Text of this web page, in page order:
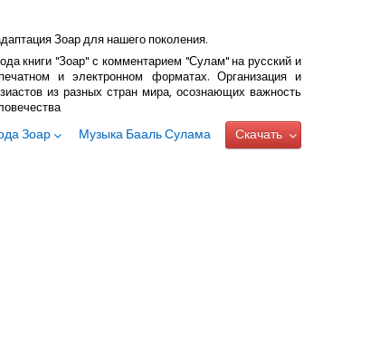
Зоар для нашего поколения.
книги "Зоар" с комментарием "Сулам" на русский и
и электронном форматах. Организация и
из разных стран мира, осознающих важность
Зоар Музыка Бааль Сулама Скачать